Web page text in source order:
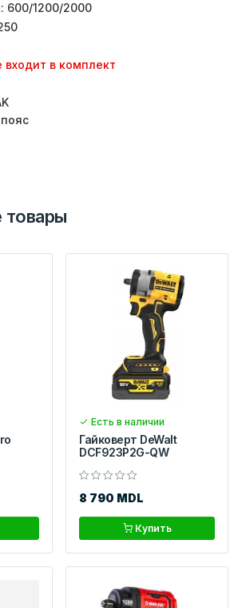
600/1200/2000
в комплект
Есть в наличии
Гайковерт DeWalt
DCF923P2G-QW
8 790 MDL
Купить